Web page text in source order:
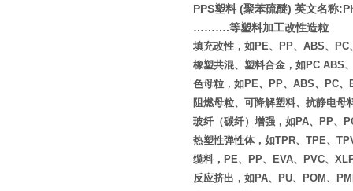
PPS塑料 (聚苯硫醚) 英文名称
……….等塑料加工改性造粒
填充改性，如PE、PP、ABS、
橡塑共混、塑料合金，如PC ABS
色母粒，如PE、PP、ABS、PC、
阻燃母粒、可降解塑料、抗静电母
玻纤（碳纤）增强，如PA、PP、
热塑性弹性体，如TPR、TPE、
缆料，PE、PP、EVA、PVC、
反应挤出，如PA、PU、POM、